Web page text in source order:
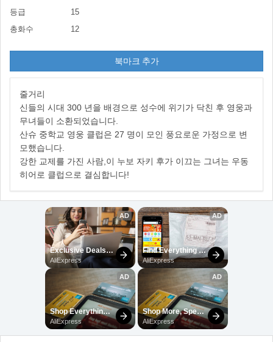
등급
15
총화수
12
북마크 추가
줄거리
신들의 시대 300 년을 배경으로 성수에 위기가 닥친 후 영웅과
무녀들이 소환되었습니다.
산슈 중학교 영웅 클럽은 27 명이 모인 풍요로운 가정으로 변
모했습니다.
강한 교제를 가진 사람,이 누보 자키 후가 이끄는 그녀는 우동
히어로 클럽으로 결심합니다!